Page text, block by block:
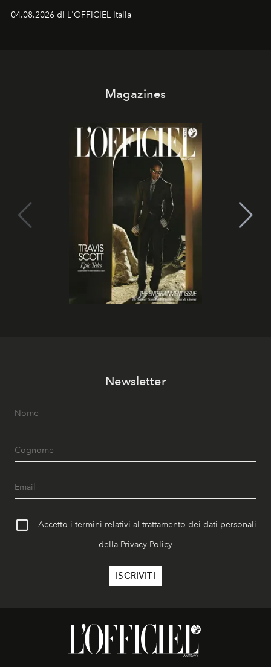
04.08.2026 di L'OFFICIEL Italia
Magazines
Newsletter
Accetto i termini relativi al trattamento dei dati personali
della Privacy Policy